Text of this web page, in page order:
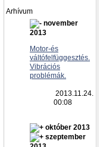
Arhívum
november
2013
Motor-és
váltófelfüggesztés.
Vibrációs
problémák.
2013.11.24.
00:08
október 2013
szeptember